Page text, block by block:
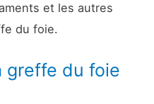
et les autres
du foie.
greffe du foie